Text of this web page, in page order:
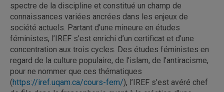
spectre de la discipline et constitué un champ de
connaissances variées ancrées dans les enjeux de
société actuels. Partant d’une mineure en études
féministes, l’IREF s’est enrichi d’un certificat et d’une
concentration aux trois cycles. Des études féministes en
regard de la culture populaire, de l’islam, de l’antiracisme,
pour ne nommer que ces thématiques
(https://iref.uqam.ca/cours-fem/), l’IREF s’est avéré chef